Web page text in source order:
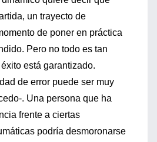
un trayecto de
de poner en práctica
Pero no todo es tan
está garantizado.
de error puede ser muy
. Una persona que ha
frente a ciertas
podría desmoronarse